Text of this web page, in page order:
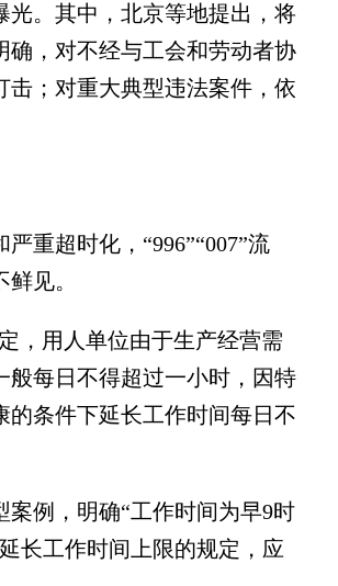
。其中，北京等地提出，将
确，对不经与工会和劳动者协
；对重大典型违法案件，依
重超时化，“996”“007”流
见。
，用人单位由于生产经营需
般每日不得超过一小时，因特
条件下延长工作时间每日不
例，明确“工作时间为早9时
长工作时间上限的规定，应